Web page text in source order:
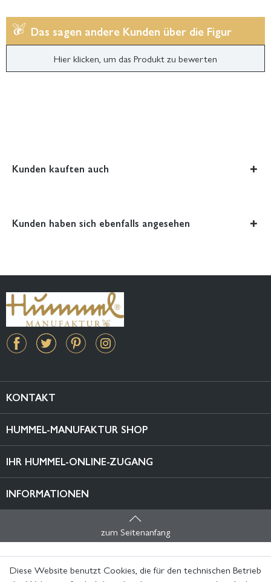
Das sagen andere Kunden über die Figur
Hier klicken, um das Produkt zu bewerten
Kunden kauften auch
Kunden haben sich ebenfalls angesehen
KONTAKT
HUMMEL-MANUFAKTUR SHOP
IHR HUMMEL-ONLINE-ZUGANG
INFORMATIONEN
zum Seitenanfang
Diese Website benutzt Cookies, die für den technischen Betrieb